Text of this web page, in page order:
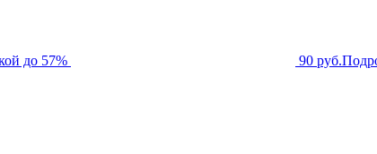
до 57% 90 руб.